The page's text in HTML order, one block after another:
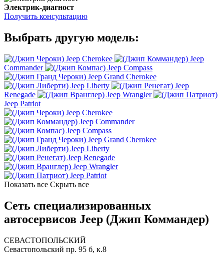
Электрик-диагност
Получить консультацию
Выбрать другую модель:
Jeep Cherokee
Jeep
Commander
Jeep Compass
Jeep Grand Cherokee
Jeep Liberty
Jeep
Renegade
Jeep Wrangler
Jeep Patriot
Jeep Cherokee
Jeep Commander
Jeep Compass
Jeep Grand Cherokee
Jeep Liberty
Jeep Renegade
Jeep Wrangler
Jeep Patriot
Показать все Скрыть все
Сеть специализированных
автосервисов Jeep (Джип Коммандер)
СЕВАСТОПОЛЬСКИЙ
Севастопольский пр. 95 б, к.8